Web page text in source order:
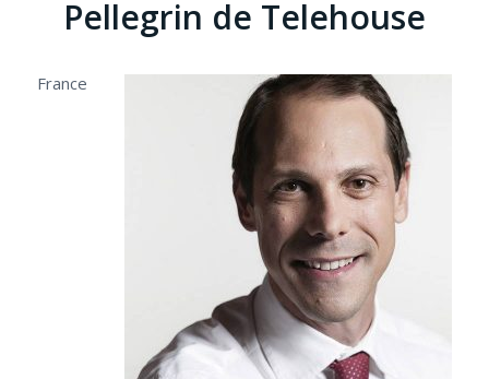
Pellegrin de Telehouse
France